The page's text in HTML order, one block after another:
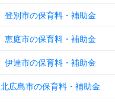
登別市の保育料・補助金
恵庭市の保育料・補助金
伊達市の保育料・補助金
北広島市の保育料・補助金